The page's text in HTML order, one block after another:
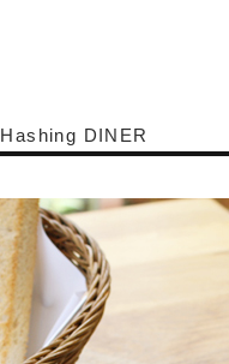
Hashing DINER